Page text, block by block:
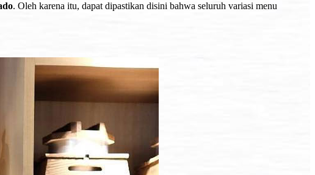
. Oleh karena itu, dapat dipastikan disini bahwa seluruh variasi menu